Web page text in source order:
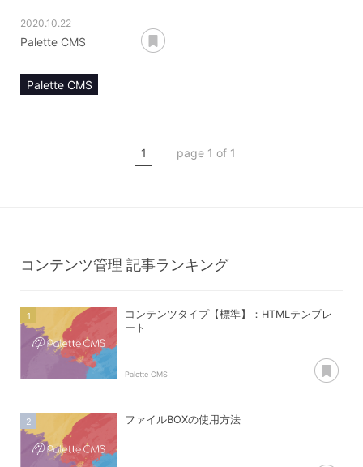
2020.10.22
Palette CMS
Palette CMS
コンテンツタイプ【item】
1 page 1 of 1
コンテンツ管理 記事ランキング
コンテンツタイプ【標準】：HTMLテンプレ
ート
Palette CMS
ファイルBOXの使用方法